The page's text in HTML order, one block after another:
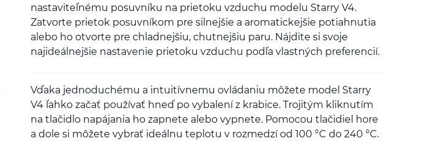
nastaviteľnému posuvníku na prietoku vzduchu modelu Starry V4.
Zatvorte prietok posuvníkom pre silnejšie a aromatickejšie potiahnutia
alebo ho otvorte pre chladnejšiu, chutnejšiu paru. Nájdite si svoje
najideálnejšie nastavenie prietoku vzduchu podľa vlastných preferencií.
Vďaka jednoduchému a intuitívnemu ovládaniu môžete model Starry
V4 ľahko začať používať hneď po vybalení z krabice. Trojitým kliknutím
na tlačidlo napájania ho zapnete alebo vypnete. Pomocou tlačidiel hore
a dole si môžete vybrať ideálnu teplotu v rozmedzí od 100 °C do 240 °C.